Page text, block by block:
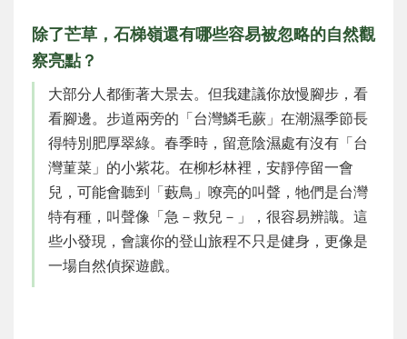
除了芒草，石梯嶺還有哪些容易被忽略的自然觀
察亮點？
大部分人都衝著大景去。但我建議你放慢腳步，看
看腳邊。步道兩旁的「台灣鱗毛蕨」在潮濕季節長
得特別肥厚翠綠。春季時，留意陰濕處有沒有「台
灣菫菜」的小紫花。在柳杉林裡，安靜停留一會
兒，可能會聽到「藪鳥」嘹亮的叫聲，牠們是台灣
特有種，叫聲像「急－救兒－」，很容易辨識。這
些小發現，會讓你的登山旅程不只是健身，更像是
一場自然偵探遊戲。